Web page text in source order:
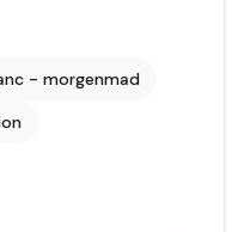
- morgenmad